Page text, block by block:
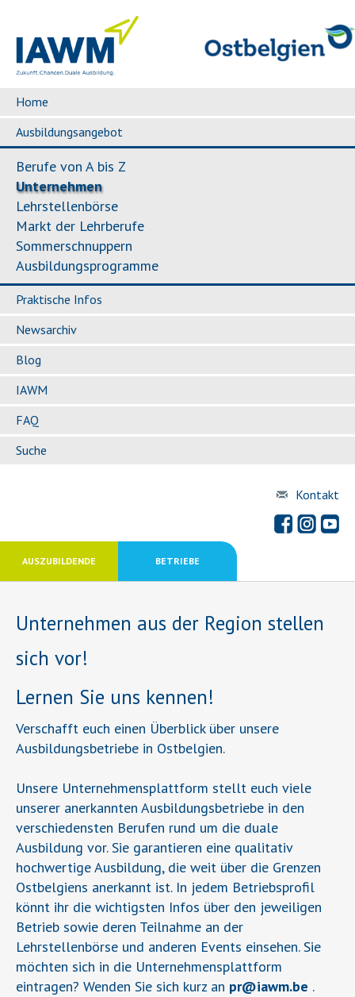
Home
Ausbildungsangebot
Berufe von A bis Z
Unternehmen
Lehrstellenbörse
Markt der Lehrberufe
Sommerschnuppern
Ausbildungsprogramme
Praktische Infos
Newsarchiv
Blog
IAWM
FAQ
Suche
Kontakt
AUSZUBILDENDE BETRIEBE
Unternehmen aus der Region stellen
sich vor!
Lernen Sie uns kennen!
Verschafft euch einen Überblick über unsere
Ausbildungsbetriebe in Ostbelgien.
Unsere Unternehmensplattform stellt euch viele
unserer anerkannten Ausbildungsbetriebe in den
verschiedensten Berufen rund um die duale
Ausbildung vor. Sie garantieren eine qualitativ
hochwertige Ausbildung, die weit über die Grenzen
Ostbelgiens anerkannt ist. In jedem Betriebsprofil
könnt ihr die wichtigsten Infos über den jeweiligen
Betrieb sowie deren Teilnahme an der
Lehrstellenbörse und anderen Events einsehen. Sie
möchten sich in die Unternehmensplattform
eintragen? Wenden Sie sich kurz an pr@iawm.be .